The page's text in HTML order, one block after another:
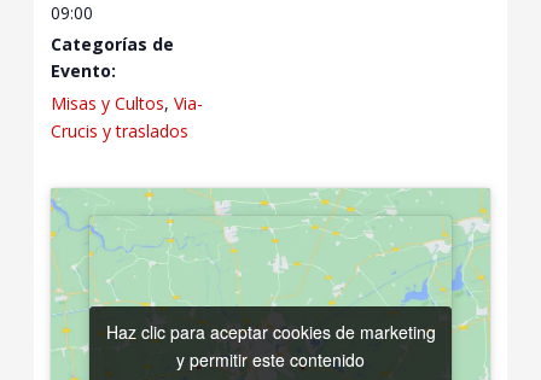
09:00
Categorías de
Evento:
Misas y Cultos,Via-
Crucis y traslados
Haz clic para aceptar cookies de marketing
y permitir este contenido
Haz clic para aceptar cookies de marketing
y permitir este contenido